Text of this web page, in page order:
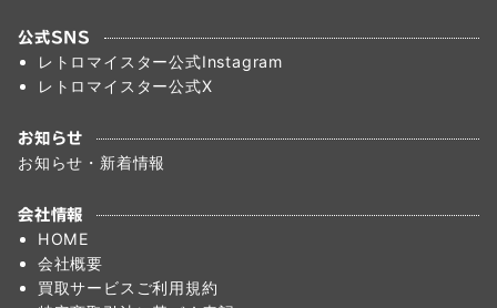
公式SNS
レトロマイスター公式Instagram
レトロマイスター公式X
お知らせ
お知らせ・新着情報
会社情報
HOME
会社概要
買取サービスご利用規約